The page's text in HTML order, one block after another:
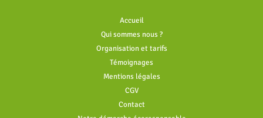
Accueil
Qui sommes nous ?
Organisation et tarifs
Témoignages
Mentions légales
CGV
Contact